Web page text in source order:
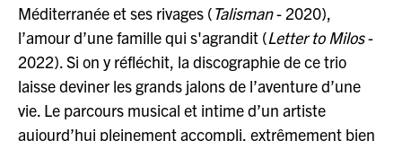
Méditerranée et ses rivages (Talisman- 2020),
l’amour d’une famille qui s'agrandit (Letter to Milos-
2022). Si on y réfléchit, la discographie de ce trio
laisse deviner les grands jalons de l’aventure d’une
vie. Le parcours musical et intime d’un artiste
aujourd’hui pleinement accompli, extrêmement bien